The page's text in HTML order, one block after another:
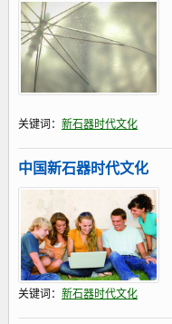
关键词： 新石器时代文化
中国新石器时代文化
关键词： 新石器时代文化